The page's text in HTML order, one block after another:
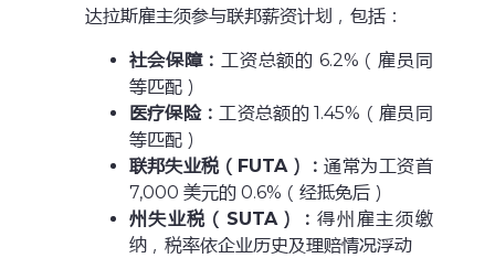
达拉斯雇主须参与联邦薪资计划，包括：
社会保障： 工资总额的 6.2%（雇员同
等匹配）
医疗保险： 工资总额的 1.45%（雇员同
等匹配）
联邦失业税（FUTA）：通常为工资首
7,000 美元的 0.6%（经抵免后）
州失业税（SUTA）：得州雇主须缴
纳，税率依企业历史及理赔情况浮动